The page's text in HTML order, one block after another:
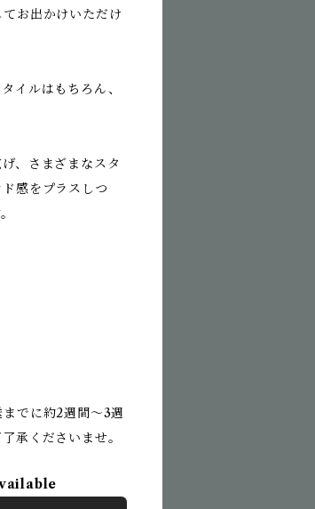
お出かけいただけ
イルはもちろん、
、さまざまなスタ
感をプラスしつ
でに約2週間〜3週
承くださいませ。